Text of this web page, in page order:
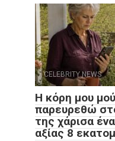
CELEBRITY NEWS
Η κόρη μου
παρευρεθώ
της χάρισα
αξίας 8